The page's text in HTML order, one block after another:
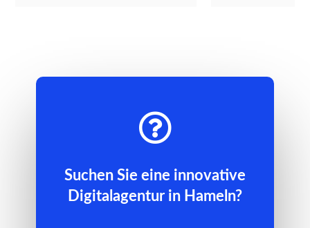

Suchen Sie eine innovative
Digitalagentur in Hameln?